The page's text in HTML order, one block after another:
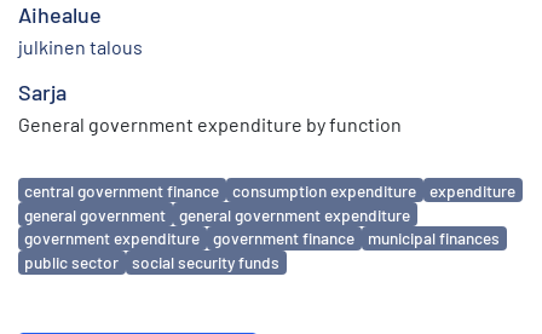
Aihealue
julkinen talous
Sarja
General government expenditure by function
Avainsanat
central government finance consumption expenditure
expenditure
general government
general government expenditure
government expenditure
government finance
municipal finances
public sector
social security funds